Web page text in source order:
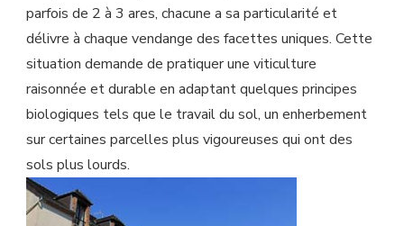
parfois de 2 à 3 ares, chacune a sa particularité et
délivre à chaque vendange des facettes uniques. Cette
situation demande de pratiquer une viticulture
raisonnée et durable en adaptant quelques principes
biologiques tels que le travail du sol, un enherbement
sur certaines parcelles plus vigoureuses qui ont des
sols plus lourds.